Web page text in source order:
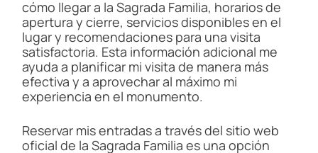
cómo llegar a la Sagrada Familia, horarios de
apertura y cierre, servicios disponibles en el
lugar y recomendaciones para una visita
satisfactoria. Esta información adicional me
ayuda a planificar mi visita de manera más
efectiva y a aprovechar al máximo mi
experiencia en el monumento.
Reservar mis entradas a través del sitio web
oficial de la Sagrada Familia es una opción